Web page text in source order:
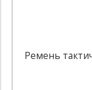
Ремень